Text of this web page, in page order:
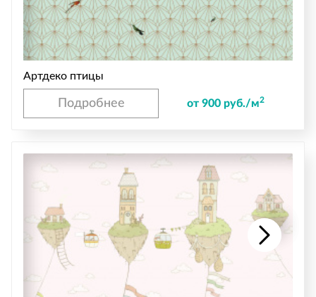
Артдеко птицы
Подробнее от 900 руб./м2